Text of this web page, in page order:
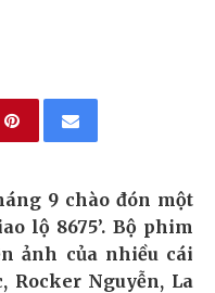
9 chào đón một
lộ 8675’. Bộ phim
ảnh của nhiều cái
Rocker Nguyễn, La